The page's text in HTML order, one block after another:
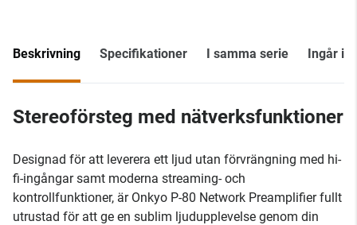
Beskrivning Specifikationer I samma serie Ingår i
Stereoförsteg med nätverksfunktioner
Designad för att leverera ett ljud utan förvrängning med hi-
fi-ingångar samt moderna streaming- och
kontrollfunktioner, är Onkyo P-80 Network Preamplifier fullt
utrustad för att ge en sublim ljudupplevelse genom din